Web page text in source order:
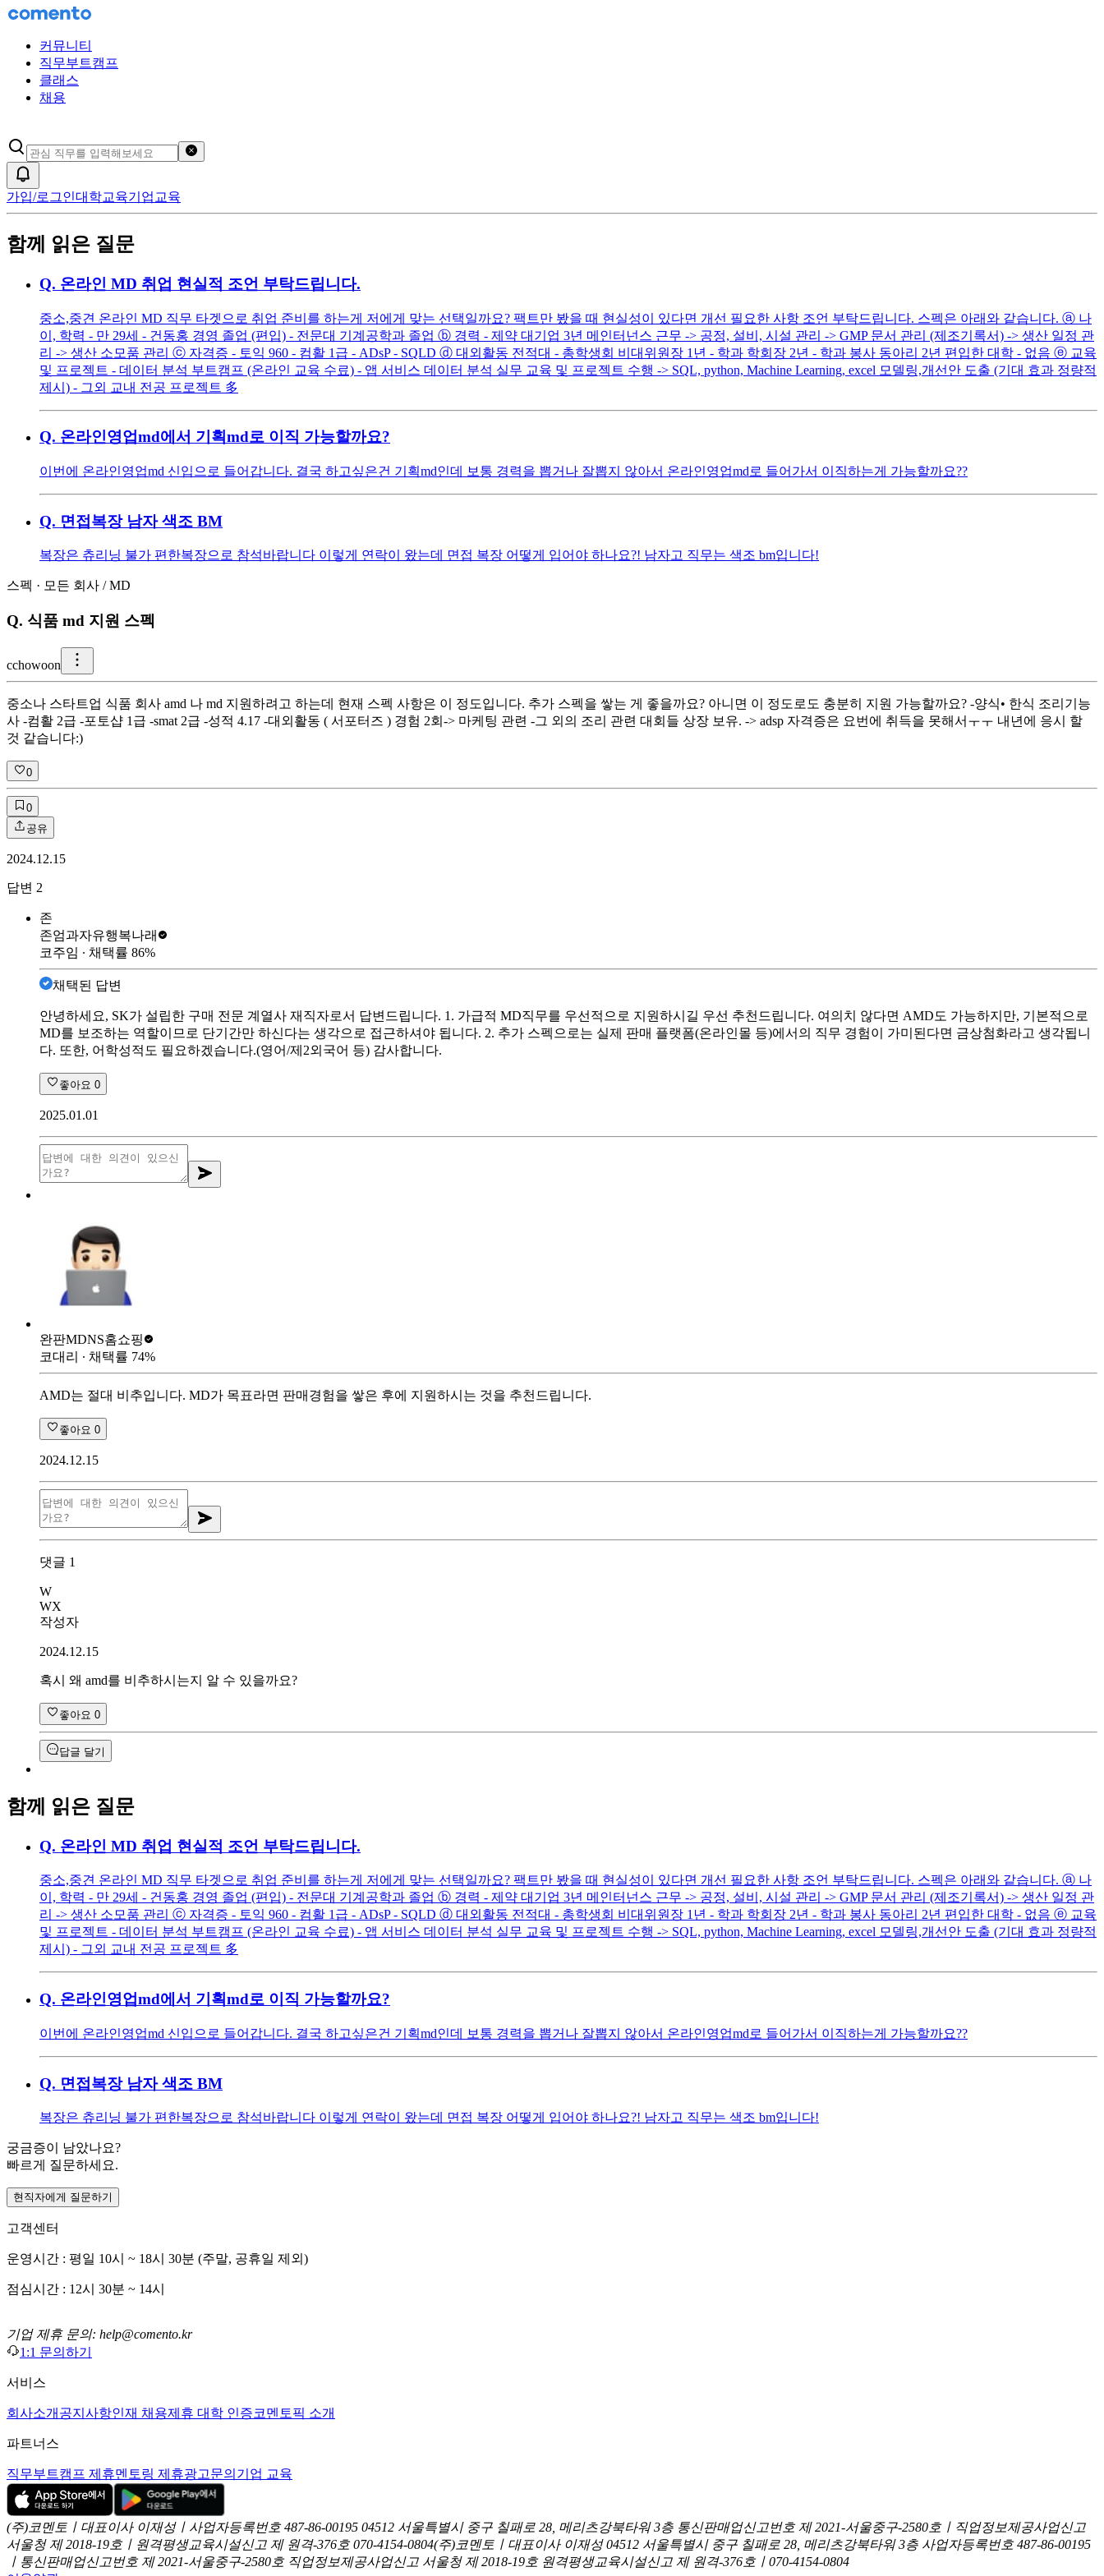
커뮤니티
직무부트캠프
클래스
채용
가입/로그인대학교육기업교육
함께 읽은 질문
Q. 온라인 MD 취업 현실적 조언 부탁드립니다.
중소,중견 온라인 MD 직무 타겟으로 취업 준비를 하는게 저에게 맞는 선택일까요? 팩트만 봤을 때 현실성이 있다면 개선 필요한 사항 조언 부탁드립니다. 스펙은 아래와 같습니다. ⓐ 나
이, 학력 - 만 29세 - 건동홍 경영 졸업 (편입) - 전문대 기계공학과 졸업 ⓑ 경력 - 제약 대기업 3년 메인터넌스 근무 -> 공정, 설비, 시설 관리 -> GMP 문서 관리 (제조기록서) -> 생산 일정 관
리 -> 생산 소모품 관리 ⓒ 자격증 - 토익 960 - 컴활 1급 - ADsP - SQLD ⓓ 대외활동 전적대 - 총학생회 비대위원장 1년 - 학과 학회장 2년 - 학과 봉사 동아리 2년 편입한 대학 - 없음 ⓔ 교육
및 프로젝트 - 데이터 분석 부트캠프 (온라인 교육 수료) - 앱 서비스 데이터 분석 실무 교육 및 프로젝트 수행 -> SQL, python, Machine Learning, excel 모델링,개선안 도출 (기대 효과 정량적
제시) - 그외 교내 전공 프로젝트 多
Q. 온라인영업md에서 기획md로 이직 가능할까요?
이번에 온라인영업md 신입으로 들어갑니다. 결국 하고싶은건 기획md인데 보통 경력을 뽑거나 잘뽑지 않아서 온라인영업md로 들어가서 이직하는게 가능할까요??
Q. 면접복장 남자 색조 BM
복장은 츄리닝 불가 편한복장으로 참석바랍니다 이렇게 연락이 왔는데 면접 복장 어떻게 입어야 하나요?! 남자고 직무는 색조 bm입니다!
스펙 · 모든 회사 /MD
Q. 식품 md 지원 스펙
cchowoon
중소나 스타트업 식품 회사 amd 나 md 지원하려고 하는데 현재 스펙 사항은 이 정도입니다. 추가 스펙을 쌓는 게 좋을까요? 아니면 이 정도로도 충분히 지원 가능할까요? -양식• 한식 조리기능
사 -컴활 2급 -포토샵 1급 -smat 2급 -성적 4.17 -대외활동 ( 서포터즈 ) 경험 2회-> 마케팅 관련 -그 외의 조리 관련 대회들 상장 보유. -> adsp 자격증은 요번에 취득을 못해서ㅜㅜ 내년에 응시 할
것 같습니다:)
0
0
공유
2024.12.15
답변 2
존
존엄과자유행복나래
코주임 ∙ 채택률 86%
채택된 답변
안녕하세요, SK가 설립한 구매 전문 계열사 재직자로서 답변드립니다. 1. 가급적 MD직무를 우선적으로 지원하시길 우선 추천드립니다. 여의치 않다면 AMD도 가능하지만, 기본적으로
MD를 보조하는 역할이므로 단기간만 하신다는 생각으로 접근하셔야 됩니다. 2. 추가 스펙으로는 실제 판매 플랫폼(온라인몰 등)에서의 직무 경험이 가미된다면 금상첨화라고 생각됩니
다. 또한, 어학성적도 필요하겠습니다.(영어/제2외국어 등) 감사합니다.
좋아요 0
2025.01.01
완판MDNS홈쇼핑
코대리 ∙ 채택률 74%
AMD는 절대 비추입니다. MD가 목표라면 판매경험을 쌓은 후에 지원하시는 것을 추천드립니다.
좋아요 0
2024.12.15
댓글 1
W
WX
작성자
2024.12.15
혹시 왜 amd를 비추하시는지 알 수 있을까요?
좋아요 0
답글 달기
함께 읽은 질문
Q. 온라인 MD 취업 현실적 조언 부탁드립니다.
중소,중견 온라인 MD 직무 타겟으로 취업 준비를 하는게 저에게 맞는 선택일까요? 팩트만 봤을 때 현실성이 있다면 개선 필요한 사항 조언 부탁드립니다. 스펙은 아래와 같습니다. ⓐ 나
이, 학력 - 만 29세 - 건동홍 경영 졸업 (편입) - 전문대 기계공학과 졸업 ⓑ 경력 - 제약 대기업 3년 메인터넌스 근무 -> 공정, 설비, 시설 관리 -> GMP 문서 관리 (제조기록서) -> 생산 일정 관
리 -> 생산 소모품 관리 ⓒ 자격증 - 토익 960 - 컴활 1급 - ADsP - SQLD ⓓ 대외활동 전적대 - 총학생회 비대위원장 1년 - 학과 학회장 2년 - 학과 봉사 동아리 2년 편입한 대학 - 없음 ⓔ 교육
및 프로젝트 - 데이터 분석 부트캠프 (온라인 교육 수료) - 앱 서비스 데이터 분석 실무 교육 및 프로젝트 수행 -> SQL, python, Machine Learning, excel 모델링,개선안 도출 (기대 효과 정량적
제시) - 그외 교내 전공 프로젝트 多
Q. 온라인영업md에서 기획md로 이직 가능할까요?
이번에 온라인영업md 신입으로 들어갑니다. 결국 하고싶은건 기획md인데 보통 경력을 뽑거나 잘뽑지 않아서 온라인영업md로 들어가서 이직하는게 가능할까요??
Q. 면접복장 남자 색조 BM
복장은 츄리닝 불가 편한복장으로 참석바랍니다 이렇게 연락이 왔는데 면접 복장 어떻게 입어야 하나요?! 남자고 직무는 색조 bm입니다!
궁금증이 남았나요?
빠르게 질문하세요.
현직자에게 질문하기
고객센터
운영시간 : 평일 10시 ~ 18시 30분 (주말, 공휴일 제외)
점심시간 : 12시 30분 ~ 14시
기업 제휴 문의: help@comento.kr
1:1 문의하기
서비스
회사소개 공지사항인재 채용제휴 대학 인증코멘토픽 소개
파트너스
직무부트캠프 제휴멘토링 제휴광고문의 기업 교육
(주)코멘토ㅣ대표이사 이재성ㅣ사업자등록번호 487-86-00195 04512 서울특별시 중구 칠패로 28, 메리츠강북타워 3층 통신판매업신고번호 제 2021-서울중구-2580호ㅣ직업정보제공사업신고
서울청 제 2018-19호ㅣ원격평생교육시설신고 제 원격-376호 070-4154-0804(주)코멘토ㅣ대표이사 이재성 04512 서울특별시 중구 칠패로 28, 메리츠강북타워 3층 사업자등록번호 487-86-00195
ㅣ통신판매업신고번호 제 2021-서울중구-2580호 직업정보제공사업신고 서울청 제 2018-19호 원격평생교육시설신고 제 원격-376호ㅣ070-4154-0804